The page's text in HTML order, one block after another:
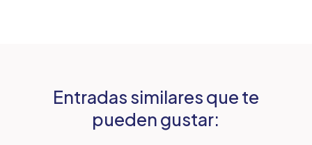
Entradas similares que te
pueden gustar: